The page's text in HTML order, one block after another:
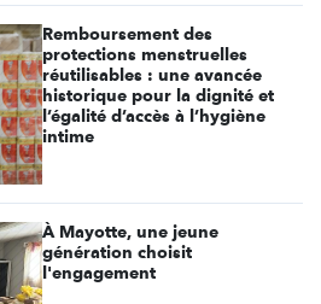
Remboursement des
protections menstruelles
réutilisables : une avancée
historique pour la dignité et
l’égalité d’accès à l’hygiène
intime
À Mayotte, une jeune
génération choisit
l'engagement